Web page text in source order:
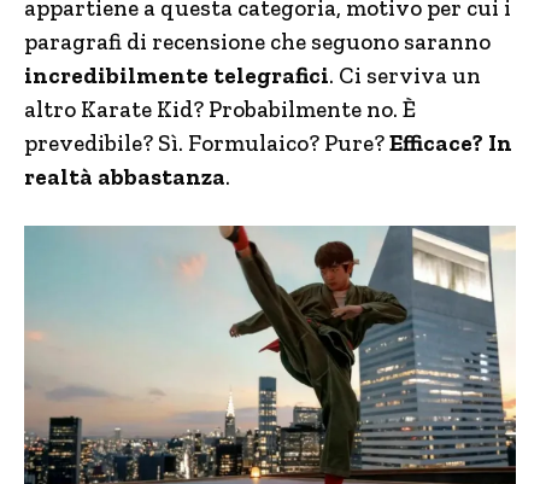
appartiene a questa categoria, motivo per cui i
paragrafi di recensione che seguono saranno
incredibilmente telegrafici. Ci serviva un
altro Karate Kid? Probabilmente no. È
prevedibile? Sì. Formulaico? Pure?Efficace? In
realtà abbastanza.